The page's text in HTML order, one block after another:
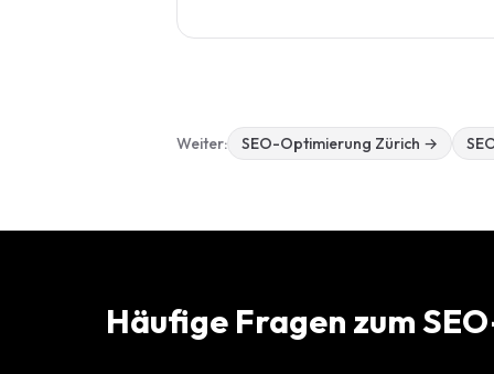
Weiter: SEO-Optimierung Zürich →
Häufige Fragen zum